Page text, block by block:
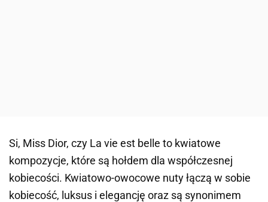
Si, Miss Dior, czy La vie est belle to kwiatowe
kompozycje, które są hołdem dla współczesnej
kobiecości. Kwiatowo-owocowe nuty łączą w sobie
kobiecość, luksus i elegancję oraz są synonimem